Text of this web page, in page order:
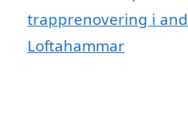
trapprenovering i
Loftahammar